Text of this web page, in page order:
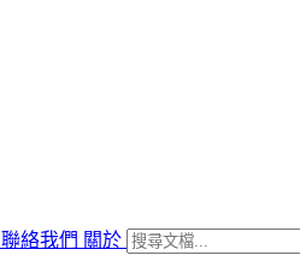
聯絡我們 關於